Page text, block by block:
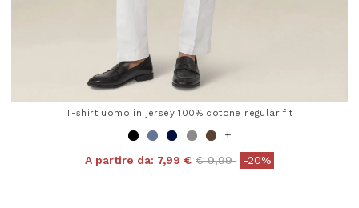
T-shirt uomo in jersey 100% cotone regular fit
+
A partire da: 7,99 € Price reduced from
€ 9,99to-20%